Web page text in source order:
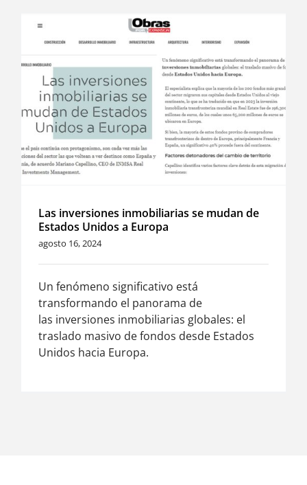
Las inversiones inmobiliarias se mudan de
Estados Unidos a Europa
agosto 16, 2024
Un fenómeno significativo está
transformando el panorama de
las inversiones inmobiliarias globales: el
traslado masivo de fondos desde Estados
Unidos hacia Europa.